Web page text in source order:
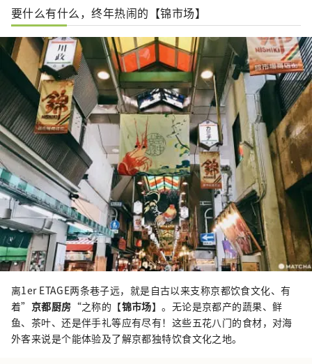
要什么有什么，终年热闹的【锦市场】
离1er ETAGE两条巷子远，就是自古以来支称京都饮食文化、有
着” 京都厨房 “之称的【锦市场】。无论是京都产的蔬果、鲜
鱼、茶叶、还是伴手礼等应有尽有！这些五花八门的食材，对海
外客来说是个能体验及了解京都独特饮食文化之地。